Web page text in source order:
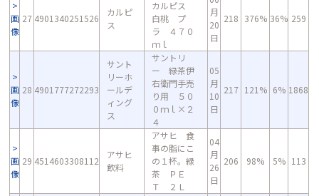
画
像
27 4901340251526
カルピ
ス
カルピス
白桃 プ
ラ ４７０
ｍｌ
月
20
日
218 376% 36% 259
画
像
28 4901777272293
サント
リーホ
ールデ
ィング
ス
サントリ
ー 緑茶伊
右衛門手売
り用 ５０
０ｍｌ×２
４
05
月
10
日
217 121% 6% 1868
画
像
29 4514603308112
アサヒ
飲料
アサヒ 食
事の脂にこ
の１杯。緑
茶 ＰＥ
Ｔ ２Ｌ
04
月
26
日
206 98% 5% 113